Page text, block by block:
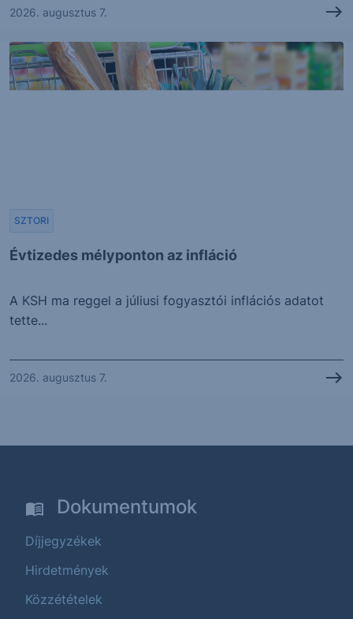
2026. augusztus 7.
Évtizedes mélyponton az infláció
SZTORI
A KSH ma reggel a júliusi fogyasztói inflációs adatot
tette...
2026. augusztus 7.
Dokumentumok
Díjjegyzékek
Hirdetmények
Közzétételek